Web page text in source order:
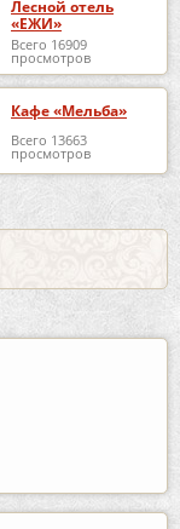
Лесной отель
«ЕЖИ»
Всего 16909
просмотров
Кафе «Мельба»
Всего 13663
просмотров